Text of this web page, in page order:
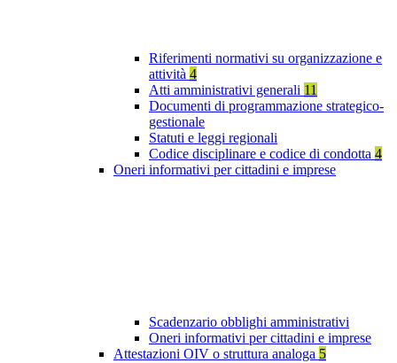
Riferimenti normativi su organizzazione e
attività 4
Atti amministrativi generali 11
Documenti di programmazione strategico-
gestionale
Statuti e leggi regionali
Codice disciplinare e codice di condotta 4
Oneri informativi per cittadini e imprese
Scadenzario obblighi amministrativi
Oneri informativi per cittadini e imprese
Attestazioni OIV o struttura analoga 5